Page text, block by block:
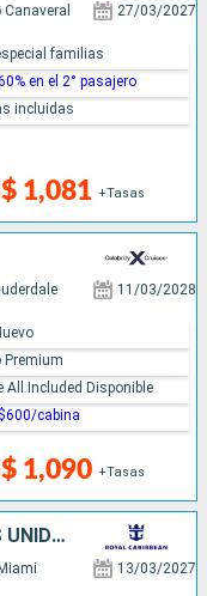
Canaveral 27/03/2027
1,081 +Tasas
familias
en el 2° pasajero
incluidas
11/03/2028
1,090 +Tasas
Premium
All Included Disponible
cabina
SAN MARTÍN, BAHAMAS, ESTADOS UNIDOS
Miami 13/03/2027